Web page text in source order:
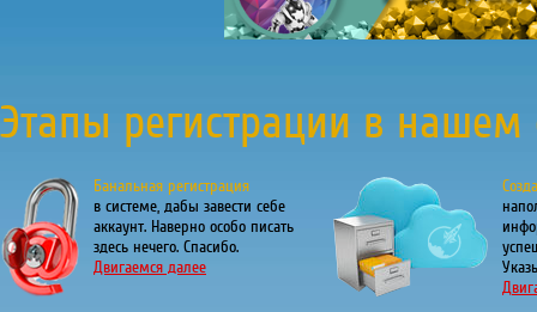
Этапы регистрации в нашем
Банальная регистрация
в системе, дабы завести себе
аккаунт. Наверно особо писать
здесь нечего. Спасибо.
Двигаемся далее